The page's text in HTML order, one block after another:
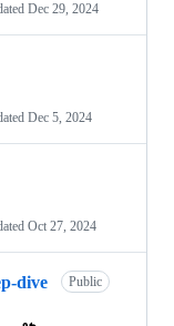
Dec 29, 2024
Dec 5, 2024
Oct 27, 2024
dive Public